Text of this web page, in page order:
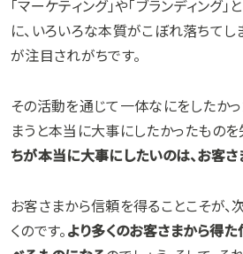
「マーケティング」や「ブランディング
に、いろいろな本質がこぼれ落ちて
が注目されがちです。
その活動を通じて一体なにをしたか
まうと本当に大事にしたかったものを
ちが本当に大事にしたいのは、お客さ
お客さまから信頼を得ることこそが
くのです。より多くのお客さまから得